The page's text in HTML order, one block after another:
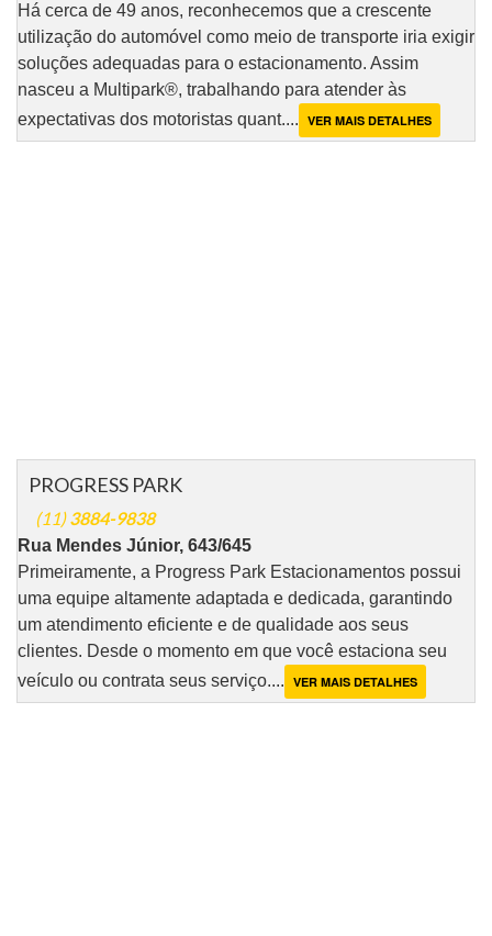
Há cerca de 49 anos, reconhecemos que a crescente
utilização do automóvel como meio de transporte iria exigir
soluções adequadas para o estacionamento. Assim
nasceu a Multipark®, trabalhando para atender às
expectativas dos motoristas quant.... VER MAIS DETALHES
PROGRESS PARK
(11)3884-9838
Rua Mendes Júnior, 643/645
Primeiramente, a Progress Park Estacionamentos possui
uma equipe altamente adaptada e dedicada, garantindo
um atendimento eficiente e de qualidade aos seus
clientes. Desde o momento em que você estaciona seu
veículo ou contrata seus serviço.... VER MAIS DETALHES